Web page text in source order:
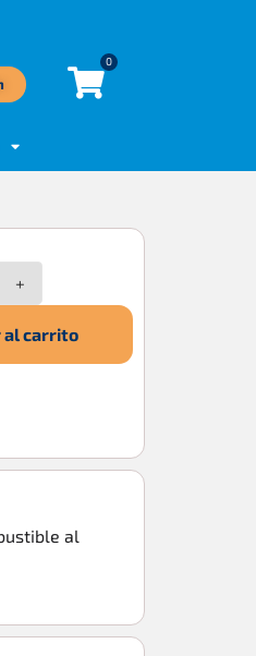
0
+
al carrito
al